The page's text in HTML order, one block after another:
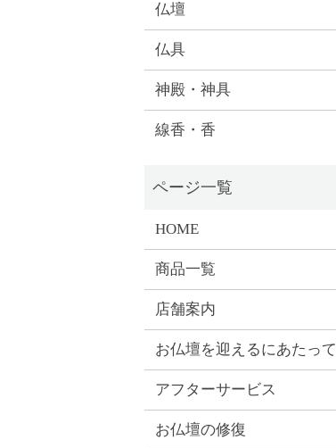
仏壇
仏具
神殿・神具
線香・香
HOME
商品一覧
店舗案内
お仏壇を迎えるにあたって
アフターサービス
お仏壇の修復